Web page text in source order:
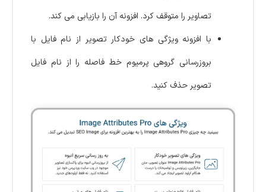
تصاویر را متوقف کرد. افزونه آن را بازیابی می کند.
با افزونه ویژگی های خودکار تصویر از نام فایل با
بروزرسانی گروهی پرمیوم خط فاصله را از نام فایل
تصویر حذف کنید.